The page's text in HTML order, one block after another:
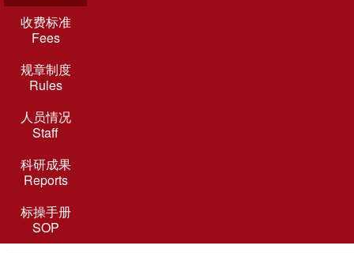
收费标准
Fees
规章制度
Rules
人员情况
Staff
科研成果
Reports
标操手册
SOP